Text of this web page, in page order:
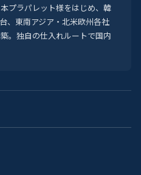
プラパレット様をはじめ、韓
、東南アジア・北米欧州各社
。独自の仕入れルートで国内